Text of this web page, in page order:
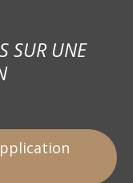
SUR UNE